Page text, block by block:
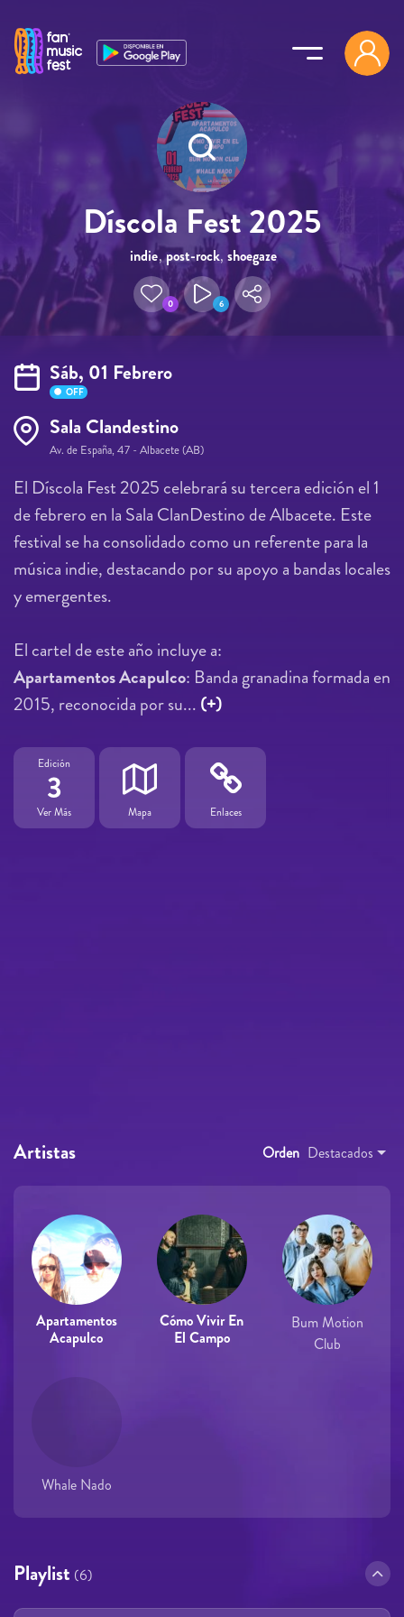
Díscola Fest 2025
indie,post-rock, shoegaze
0 6
Sáb, 01 Febrero
OFF
Sala Clandestino
Av. de España, 47 - Albacete (AB)
El Díscola Fest 2025 celebrará su tercera edición el 1
de febrero en la Sala ClanDestino de Albacete. Este
festival se ha consolidado como un referente para la
música indie, destacando por su apoyo a bandas locales
y emergentes.
El cartel de este año incluye a:
Apartamentos Acapulco: Banda granadina formada en
2015, reconocida por su... (+)
Edición
3
Ver Más Mapa Enlaces
Artistas Orden Destacados
Apartamentos
Acapulco
Cómo Vivir En
El Campo
Bum Motion
Club
Whale Nado
Playlist (6)